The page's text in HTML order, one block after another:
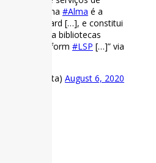
“A plataforma #Alma é a
de Harvard […], e constitui
para bibliotecas
Plataform #LSP […]” via
August 6, 2020